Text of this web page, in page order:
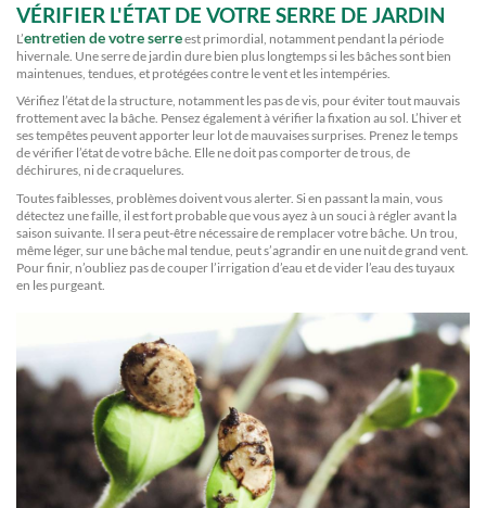
VÉRIFIER L'ÉTAT DE VOTRE SERRE DE JARDIN
L’entretien de votre serreest primordial, notamment pendant la période
hivernale. Une serre de jardin dure bien plus longtemps si les bâches sont bien
maintenues, tendues, et protégées contre le vent et les intempéries.
Vérifiez l’état de la structure, notamment les pas de vis, pour éviter tout mauvais
frottement avec la bâche. Pensez également à vérifier la fixation au sol. L’hiver et
ses tempêtes peuvent apporter leur lot de mauvaises surprises. Prenez le temps
de vérifier l’état de votre bâche. Elle ne doit pas comporter de trous, de
déchirures, ni de craquelures.
Toutes faiblesses, problèmes doivent vous alerter. Si en passant la main, vous
détectez une faille, il est fort probable que vous ayez à un souci à régler avant la
saison suivante. Il sera peut-être nécessaire de remplacer votre bâche. Un trou,
même léger, sur une bâche mal tendue, peut s’agrandir en une nuit de grand vent.
Pour finir, n’oubliez pas de couper l’irrigation d’eau et de vider l’eau des tuyaux
en les purgeant.